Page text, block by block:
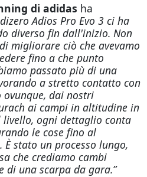
di adidas ha
Adios Pro Evo 3 ci ha
diverso fin dall'inizio. Non
migliorare ciò che avevamo
fino a che punto
passato più di una
a stretto contatto con
dai nostri
ai campi in altitudine in
livello, ogni dettaglio conta
le cose fino al
stato un processo lungo,
che crediamo cambi
di una scarpa da gara.”